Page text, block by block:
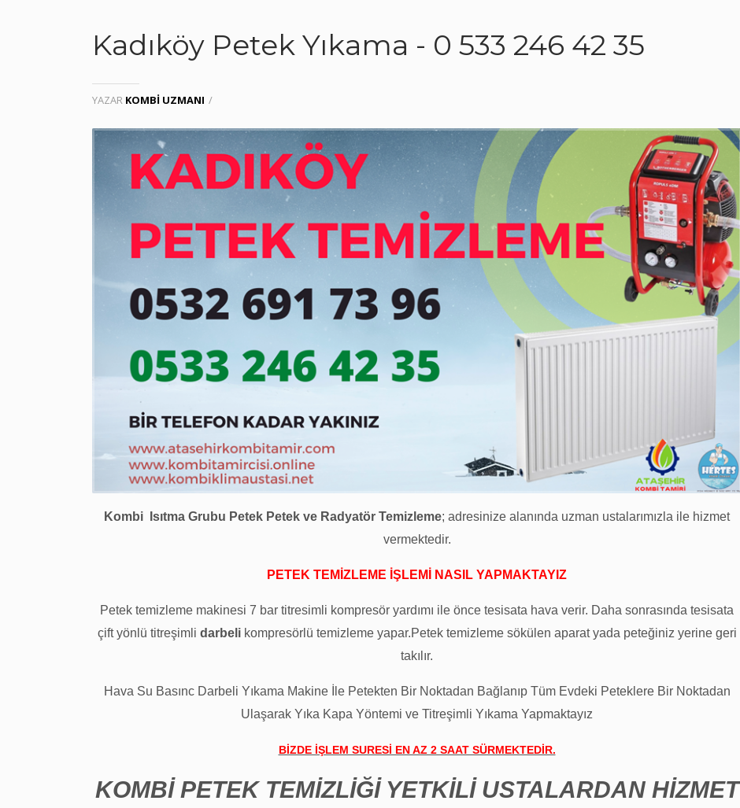
Kadıköy Petek Yıkama - 0 533 246 42 35
YAZAR KOMBI UZMANI /
Kombi Isıtma Grubu Petek Petek ve Radyatör Temizleme; adresinize alanında uzman ustalarımızla ile hizmet
vermektedir.
PETEK TEMİZLEME İŞLEMİ NASIL YAPMAKTAYIZ
Petek temizleme makinesi 7 bar titresimli kompresör yardımı ile önce tesisata hava verir. Daha sonrasında tesisata
çift yönlü titreşimli darbelikompresörlü temizleme yapar.Petek temizleme sökülen aparat yada peteğiniz yerine geri
takılır.
Hava Su Basınc Darbeli Yıkama Makine İle Petekten Bir Noktadan Bağlanıp Tüm Evdeki Peteklere Bir Noktadan
Ulaşarak Yıka Kapa Yöntemi ve Titreşimli Yıkama Yapmaktayız
BİZDE İŞLEM SURESİ EN AZ 2 SAAT SÜRMEKTEDİR.
KOMBİ PETEK TEMİZLİĞİ YETKİLİ USTALARDAN HİZMET